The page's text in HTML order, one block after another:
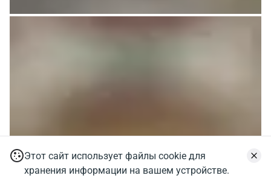
Этот сайт использует файлы cookie для
хранения информации на вашем устройстве.